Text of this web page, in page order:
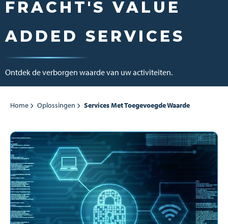
FRACHT'S VALUE
ADDED SERVICES
Ontdek de verborgen waarde van uw activiteiten.
Home Oplossingen Services Met Toegevoegde Waarde